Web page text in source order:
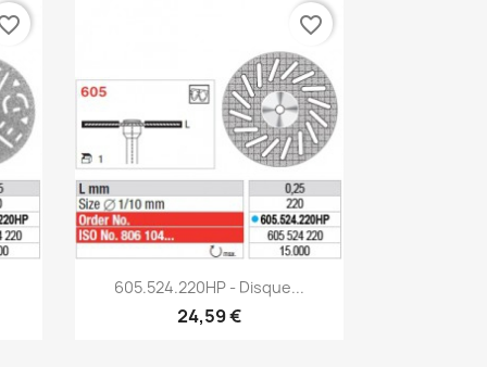
Aperçu rapide
605.524.220HP - Disque...
24,59 €
favorite_border